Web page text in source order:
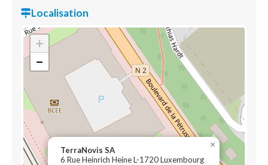
Localisation
TerraNovis SA
6 Rue Heinrich Heine L-1720 Luxembourg
×
+
−